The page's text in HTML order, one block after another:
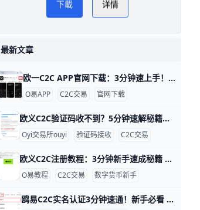
下載 详情
最新文章
欧一C2C APP官网下载：3分钟速上手！ 欧交易所 C2C APP 官网下载指南 鸥易（ouyi）是全球知名的数字货币交易平台，它的 C2C 功能让用户能轻松用人民币买比特币或以太坊。比如，你可以用银行卡直接从认证商家买币，交易只需几分钟，手续费通常在 0.1% 以下，比传统交易所更方便。ddzfj+1
O易APP C2C交易 官网下载
欧义C2C验证码收不到？5分钟速解秘籍！ 欧一 C2C APP 验证码接收问题详解 欧亿（欧yi）C2C APP 是数字货币交易的好帮手，但很多人登录或卖币时收不到验证码。根据用户反馈，约 70% 的问题来自网络信号差，比如高峰期短信延迟 5-10 分钟。别急，这里一步步教你解决，5 分钟就能搞定。
Oyi交易所ouyi 验证码接收 C2C交易
欧义C2C注册教程：3分钟新手速成秘籍 欧义 C2C APP 注册账号超详细教程 大家好！今天我们来聊聊如何在欧义（歐yi）C2C APP上注册账号。Oyi交易所是全球知名的加密货币交易平台，C2C功能让新手能轻松用人民币买USDT等币种。这个教程从零开始，步骤超简单，跟着做3-5分钟就能搞定。udn+2
O易教程 C2C交易 数字货币新手
鸥易C2C实名认证3分钟速通！新手必看 欧亿 C2C APP 实名认证全攻略 欧交易所APP的C2C实名认证超级简单，只需几分钟就能完成，就能安全买币卖币。比如，新用户小李下载APP后，按步骤认证，马上解锁每天最高25万元的交易限额，避免黑客盗用账户。udn+1